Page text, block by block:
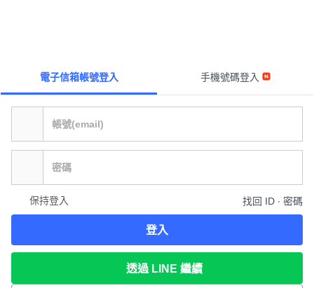
電子信箱帳號登入 手機號碼登入
保持登入 找回 ID ∙ 密碼
登入
透過 LINE 繼續